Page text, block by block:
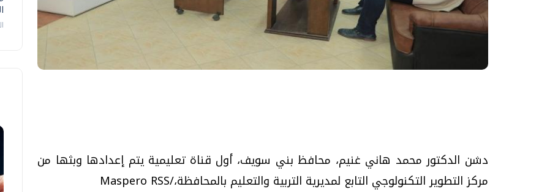
دشن الدكتور محمد هاني غنيم، محافظ بني سويف، أول قناة تعليمية يتم إعدادها وبثها من
مركز التطوير التكنولوجي التابع لمديرية التربية والتعليم بالمحافظة،/Maspero RSS